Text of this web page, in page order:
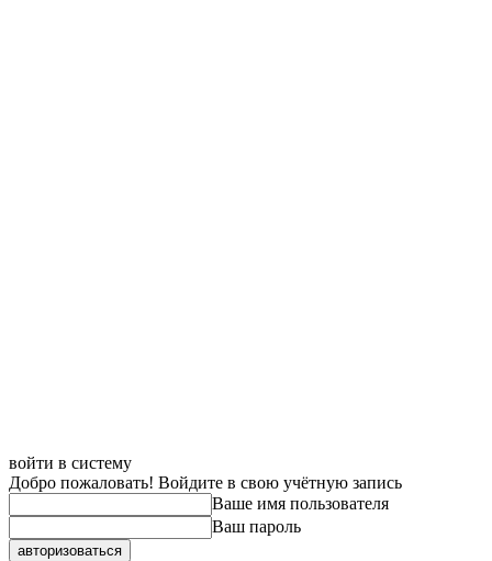
войти в систему
Добро пожаловать! Войдите в свою учётную запись
Ваше имя пользователя
Ваш пароль